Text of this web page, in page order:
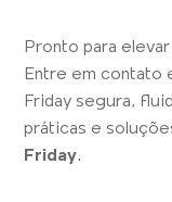
Pronto para
Entre em contato
Friday segura,
práticas e
Friday.